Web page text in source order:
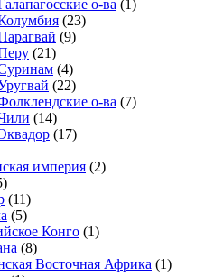
о-ва (1)
(23)
(9)
(21)
(4)
(22)
о-ва (7)
(14)
(17)
империя (2)
(11)
(5)
Конго (1)
(8)
Восточная Африка (1)